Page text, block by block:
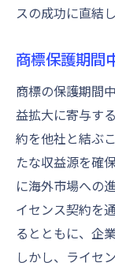
スの成功に直結
商標保護期間
商標の保護期間
益拡大に寄与す
約を他社と結ぶ
たな収益源を確
に海外市場への
イセンス契約を
るとともに、企
しかし、ライセ